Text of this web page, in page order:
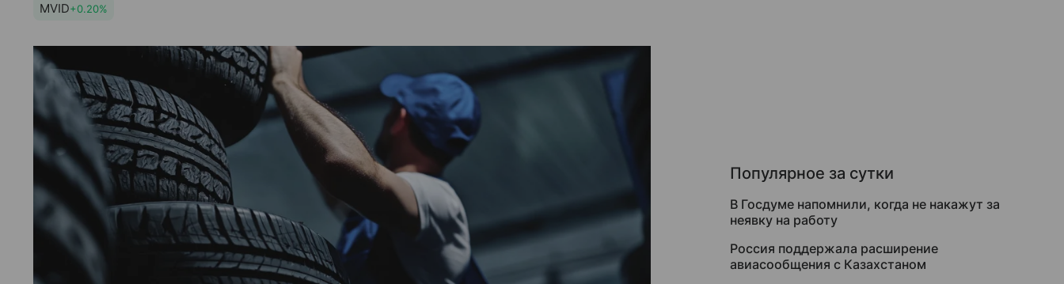
MVID+0.20%
Популярное за сутки
В Госдуме напомнили, когда не накажут за
неявку на работу
Россия поддержала расширение
авиасообщения с Казахстаном